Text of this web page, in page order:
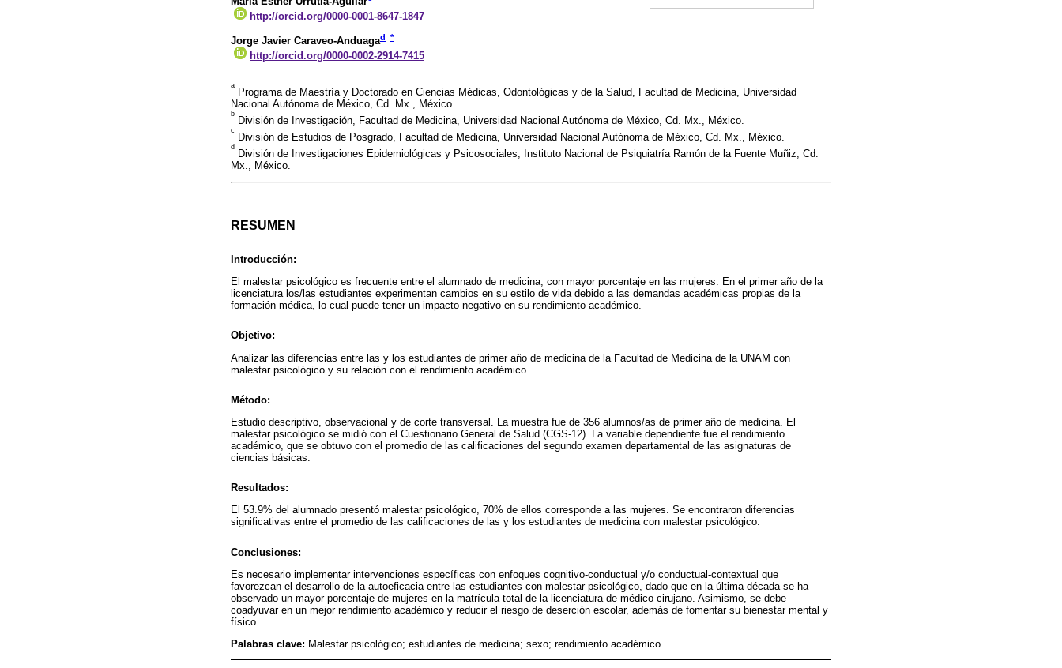
http://orcid.org/0000-0001-8647-1847
Jorge Javier Caraveo-Anduagad *
http://orcid.org/0000-0002-2914-7415
a
Programa de Maestría y Doctorado en Ciencias Médicas, Odontológicas y de la Salud, Facultad de Medicina, Universidad
Nacional Autónoma de México, Cd. Mx., México.
b
División de Investigación, Facultad de Medicina, Universidad Nacional Autónoma de México, Cd. Mx., México.
c
División de Estudios de Posgrado, Facultad de Medicina, Universidad Nacional Autónoma de México, Cd. Mx., México.
d
División de Investigaciones Epidemiológicas y Psicosociales, Instituto Nacional de Psiquiatría Ramón de la Fuente Muñiz, Cd.
Mx., México.
RESUMEN
Introducción:
El malestar psicológico es frecuente entre el alumnado de medicina, con mayor porcentaje en las mujeres. En el primer año de la
licenciatura los/las estudiantes experimentan cambios en su estilo de vida debido a las demandas académicas propias de la
formación médica, lo cual puede tener un impacto negativo en su rendimiento académico.
Objetivo:
Analizar las diferencias entre las y los estudiantes de primer año de medicina de la Facultad de Medicina de la UNAM con
malestar psicológico y su relación con el rendimiento académico.
Método:
Estudio descriptivo, observacional y de corte transversal. La muestra fue de 356 alumnos/as de primer año de medicina. El
malestar psicológico se midió con el Cuestionario General de Salud (CGS-12). La variable dependiente fue el rendimiento
académico, que se obtuvo con el promedio de las calificaciones del segundo examen departamental de las asignaturas de
ciencias básicas.
Resultados:
El 53.9% del alumnado presentó malestar psicológico, 70% de ellos corresponde a las mujeres. Se encontraron diferencias
significativas entre el promedio de las calificaciones de las y los estudiantes de medicina con malestar psicológico.
Conclusiones:
Es necesario implementar intervenciones específicas con enfoques cognitivo-conductual y/o conductual-contextual que
favorezcan el desarrollo de la autoeficacia entre las estudiantes con malestar psicológico, dado que en la última década se ha
observado un mayor porcentaje de mujeres en la matrícula total de la licenciatura de médico cirujano. Asimismo, se debe
coadyuvar en un mejor rendimiento académico y reducir el riesgo de deserción escolar, además de fomentar su bienestar mental y
físico.
Palabras clave: Malestar psicológico; estudiantes de medicina; sexo; rendimiento académico